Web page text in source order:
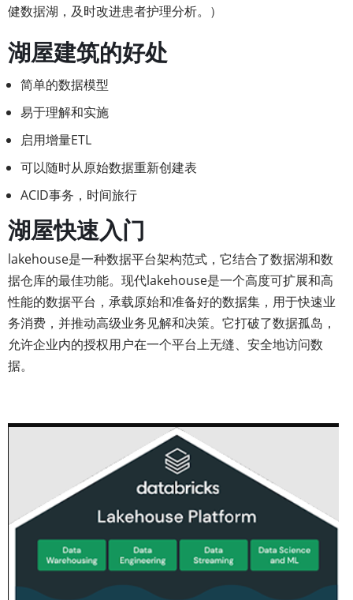
健数据湖，及时改进患者护理分析。）
湖屋建筑的好处
简单的数据模型
易于理解和实施
启用增量ETL
可以随时从原始数据重新创建表
ACID事务，时间旅行
湖屋快速入门
lakehouse是一种数据平台架构范式，它结合了数据湖和数
据仓库的最佳功能。现代lakehouse是一个高度可扩展和高
性能的数据平台，承载原始和准备好的数据集，用于快速业
务消费，并推动高级业务见解和决策。它打破了数据孤岛，
允许企业内的授权用户在一个平台上无缝、安全地访问数
据。